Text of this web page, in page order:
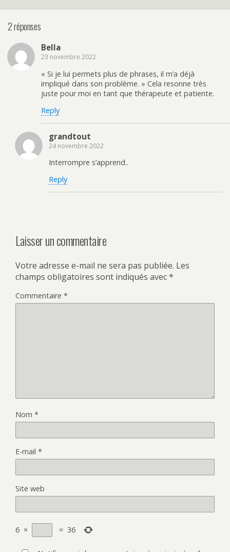
2 réponses
Bella
23 novembre 2022
« Si je lui permets plus de phrases, il m’a déjà
impliqué dans son problème. » Cela resonne très
juste pour moi en tant que thérapeute et patiente.
Reply
grandtout
24 novembre 2022
Interrompre s’apprend..
Reply
Laisser un commentaire
Votre adresse e-mail ne sera pas publiée. Les
champs obligatoires sont indiqués avec*
Commentaire *
Nom *
E-mail *
Site web
6 × = 36